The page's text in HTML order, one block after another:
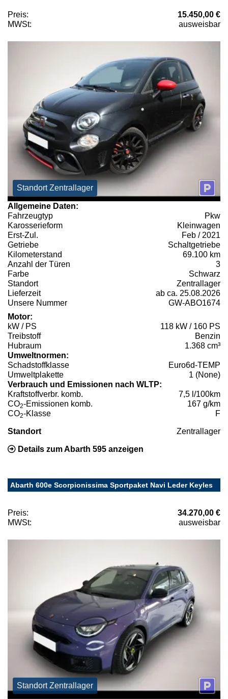
Preis:
15.450,00 €
MWSt:
ausweisbar
Standort Zentrallager
Allgemeine Daten:
Fahrzeugtyp
Pkw
Karosserieform
Kleinwagen
Erst-Zul.
Feb / 2021
Getriebe
Schaltgetriebe
Kilometerstand
69.100 km
Anzahl der Türen
3
Farbe
Schwarz
Standort
Zentrallager
Lieferzeit
ab ca. 25.08.2026
Unsere Nummer
GW-ABO1674
Motor:
kW / PS
118 kW / 160 PS
Treibstoff
Benzin
Hubraum
1.368 cm³
Umweltnormen:
Schadstoffklasse
Euro6d-TEMP
Umweltplakette
1 (None)
Verbrauch und Emissionen nach WLTP:
Kraftstoffverbr. komb.
7,5 l/100km
CO2-Emissionen komb.
167 g/km
CO2-Klasse F
Standort Zentrallager
Details zum Abarth 595 anzeigen
Abarth 600e Scorpionissima Sportpaket Navi Leder Keyles
Preis:
34.270,00 €
MWSt:
ausweisbar
Standort Zentrallager